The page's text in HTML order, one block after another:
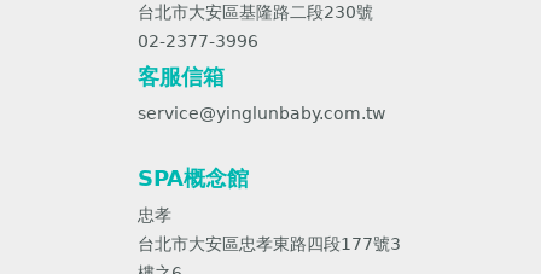
台北市大安區基隆路二段230號
02-2377-3996
客服信箱
service@yinglunbaby.com.tw
SPA概念館
忠孝
台北市大安區忠孝東路四段177號3